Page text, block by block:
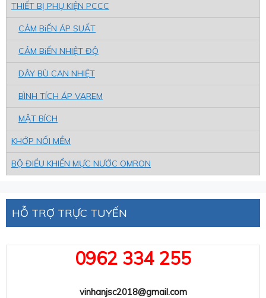
THIẾT BỊ PHỤ KIỆN PCCC
CẢM BiẾN ÁP SUẤT
CẢM BiẾN NHIỆT ĐỘ
DÂY BÙ CAN NHIỆT
BÌNH TÍCH ÁP VAREM
MẶT BÍCH
KHỚP NỐI MỀM
BỘ ĐIỀU KHIỂN MỰC NƯỚC OMRON
HỖ TRỢ TRỰC TUYẾN
0962 334 255
vinhanjsc2018@gmail.com